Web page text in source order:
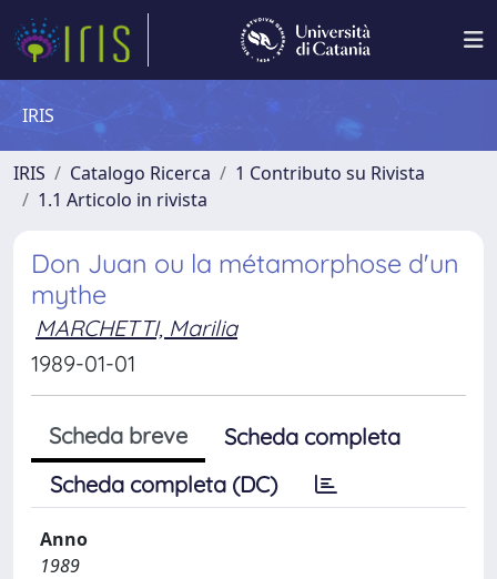
IRIS
IRIS Catalogo Ricerca
1 Contributo su Rivista
1.1 Articolo in rivista
Don Juan ou la métamorphose d'un
mythe
MARCHETTI, Marilia
1989-01-01
Scheda breve
Scheda completa
Scheda completa (DC)
Anno
1989